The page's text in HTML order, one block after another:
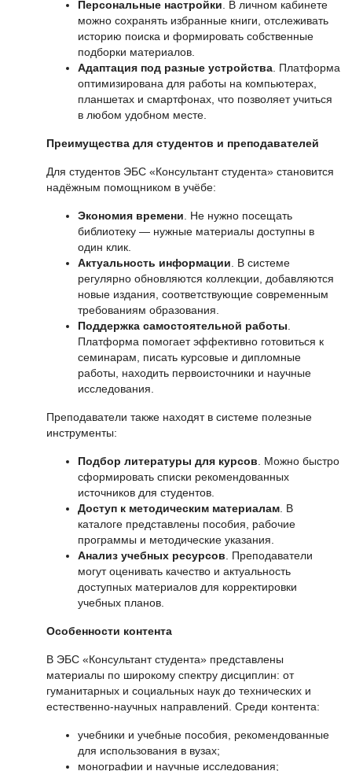
Персональные настройки . В личном кабинете
можно сохранять избранные книги, отслеживать
историю поиска и формировать собственные
подборки материалов.
Адаптация под разные устройства . Платформа
оптимизирована для работы на компьютерах,
планшетах и смартфонах, что позволяет учиться
в любом удобном месте.
Преимущества для студентов и преподавателей
Для студентов ЭБС «Консультант студента» становится
надёжным помощником в учёбе:
Экономия времени . Не нужно посещать
библиотеку — нужные материалы доступны в
один клик.
Актуальность информации . В системе
регулярно обновляются коллекции, добавляются
новые издания, соответствующие современным
требованиям образования.
Поддержка самостоятельной работы
Платформа помогает эффективно готовиться к
семинарам, писать курсовые и дипломные
работы, находить первоисточники и научные
исследования.
Преподаватели также находят в системе полезные
инструменты:
Подбор литературы для курсов . Можно быстро
сформировать списки рекомендованных
источников для студентов.
Доступ к методическим материалам . В
каталоге представлены пособия, рабочие
программы и методические указания.
Анализ учебных ресурсов . Преподаватели
могут оценивать качество и актуальность
доступных материалов для корректировки
учебных планов.
Особенности контента
В ЭБС «Консультант студента» представлены
материалы по широкому спектру дисциплин: от
гуманитарных и социальных наук до технических и
естественно-научных направлений. Среди контента:
учебники и учебные пособия, рекомендованные
для использования в вузах;
монографии и научные исследования;